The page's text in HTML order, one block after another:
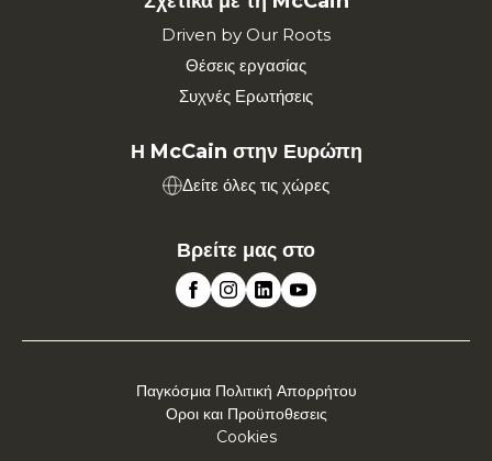
Driven by Our Roots
Θέσεις εργασίας
Συχνές Ερωτήσεις
Η McCain στην Ευρώπη
Δείτε όλες τις χώρες
Βρείτε μας στο
Παγκόσμια Πολιτική Απορρήτου
Οροι και Προϋποθεσεις
Cookies